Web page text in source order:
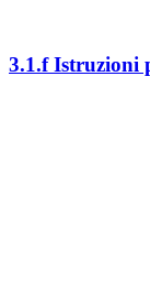
3.1.f Istruzioni